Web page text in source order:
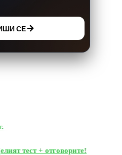
СЕ
тест + отговорите!